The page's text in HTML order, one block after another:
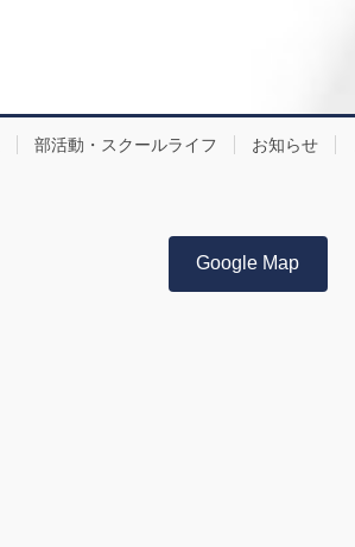
部活動・スクールライフ お知らせ
Google Map